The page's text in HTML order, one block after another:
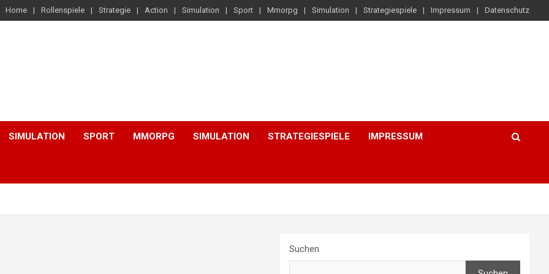
Home Rollenspiele Strategie Action Simulation Sport Mmorpg Simulation Strategiespiele Impressum Datenschutz
SIMULATION SPORT MMORPG SIMULATION STRATEGIESPIELE IMPRESSUM
Suchen